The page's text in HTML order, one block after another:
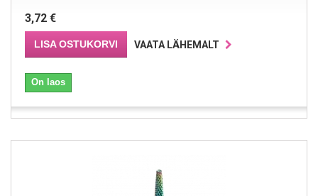
3,72 €
LISA OSTUKORVI VAATA LÄHEMALT
On laos